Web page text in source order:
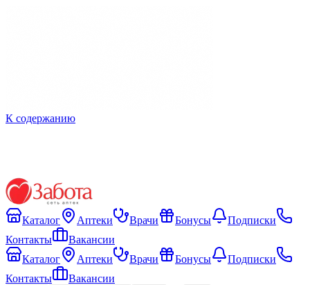
К содержанию
Каталог Аптеки Врачи Бонусы
Подписки
Контакты
Вакансии
Каталог
Аптеки Врачи Бонусы
Подписки
Контакты
Вакансии